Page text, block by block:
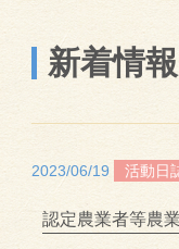
新着情
2023/06/19 活動日
認定農業者等農